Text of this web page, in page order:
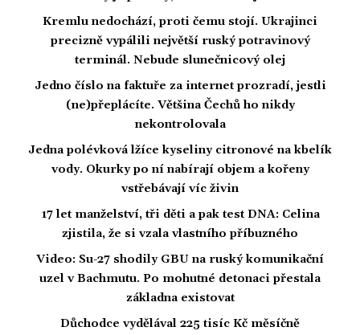
Kremlu nedochází, proti čemu stojí. Ukrajinci
precizně vypálili největší ruský potravinový
terminál. Nebude slunečnicový olej
Jedno číslo na faktuře za internet prozradí, jestli
(ne)přeplácíte. Většina Čechů ho nikdy
nekontrolovala
Jedna polévková lžíce kyseliny citronové na kbelík
vody. Okurky po ní nabírají objem a kořeny
vstřebávají víc živin
17 let manželství, tři děti a pak test DNA: Celina
zjistila, že si vzala vlastního příbuzného
Video: Su-27 shodily GBU na ruský komunikační
uzel v Bachmutu. Po mohutné detonaci přestala
základna existovat
Důchodce vydělával 225 tisíc Kč měsíčně